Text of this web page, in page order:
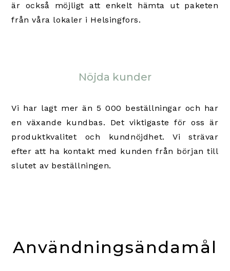
är också möjligt att enkelt hämta ut paketen
från våra lokaler i Helsingfors.
Nöjda kunder
Vi har lagt mer än 5 000 beställningar och har
en växande kundbas. Det viktigaste för oss är
produktkvalitet och kundnöjdhet. Vi strävar
efter att ha kontakt med kunden från början till
slutet av beställningen.
Användningsändamål